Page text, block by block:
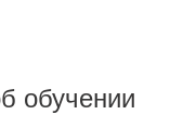
обучении